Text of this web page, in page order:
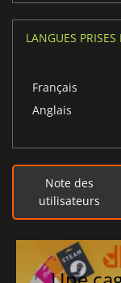
LANGUES PRISES
Français
Anglais
Espagnol
Portugais
Allemand
Russe
Note des
utilisateurs